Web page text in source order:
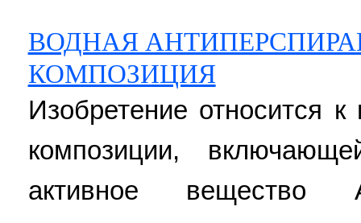
ВОДНАЯ
КОМПОЗИЦИЯ
Изобретение относится
композиции,
активное вещество